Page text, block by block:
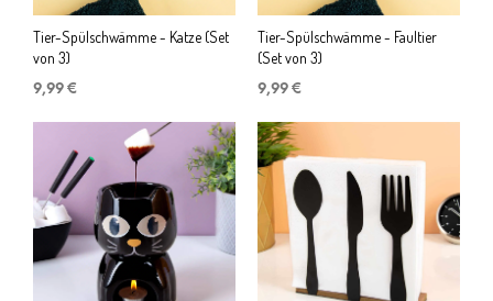
Tier-Spülschwämme - Katze (Set
von 3)
9,99 €
Tier-Spülschwämme - Faultier
(Set von 3)
9,99 €